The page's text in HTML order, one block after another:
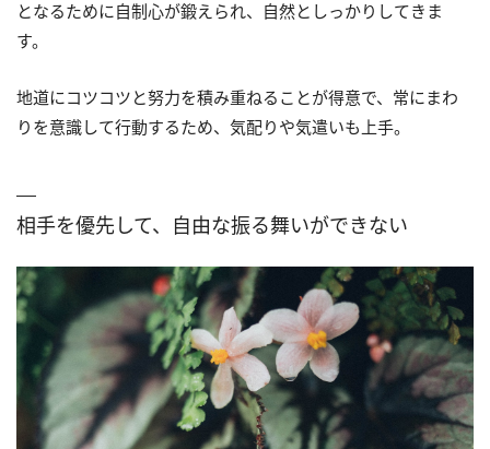
となるために自制心が鍛えられ、自然としっかりしてきま
す。
地道にコツコツと努力を積み重ねることが得意で、常にまわ
りを意識して行動するため、気配りや気遣いも上手。
相手を優先して、自由な振る舞いができない